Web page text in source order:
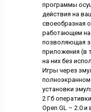
программы
действия на
своеобразная
работающем на
позволяющая
приложения (в
на них без
Игры через
установки
2 Гб
Open GL – 2.0